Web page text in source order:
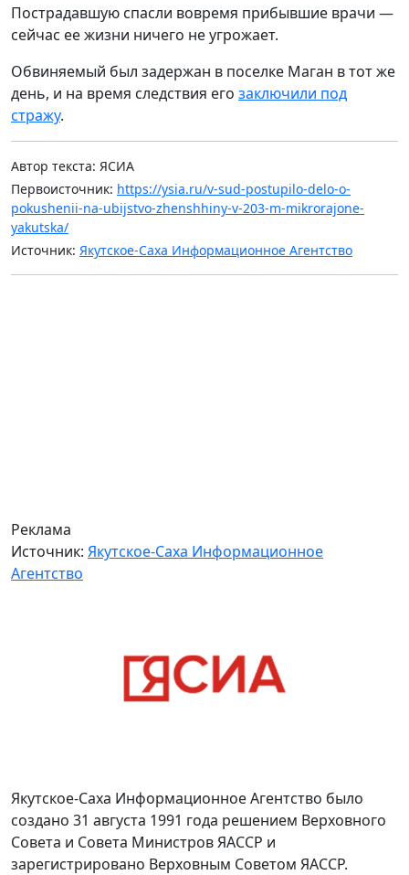
Пострадавшую спасли вовремя прибывшие врачи —
сейчас ее жизни ничего не угрожает.
Обвиняемый был задержан в поселке Маган в тот же
день, и на время следствия его заключили под
стражу.
Автор текста: ЯСИА
Первоисточник: https://ysia.ru/v-sud-postupilo-delo-o-
pokushenii-na-ubijstvo-zhenshhiny-v-203-m-mikrorajone-
yakutska/
Источник: Якутское-Саха Информационное Агентство
Реклама
Источник: Якутское-Саха Информационное
Агентство
Якутское-Саха Информационное Агентство было
создано 31 августа 1991 года решением Верховного
Совета и Совета Министров ЯАССР и
зарегистрировано Верховным Советом ЯАССР.